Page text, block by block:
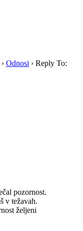
› Odnosi › Reply To:
pozornost.
v težavah.
željeni